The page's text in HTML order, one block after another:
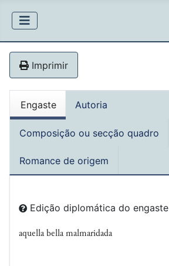
Imprimir
Engaste Autoria
Composição ou secção quadro
Romance de origem
Edição diplomática do engaste
aquella bella malmaridada